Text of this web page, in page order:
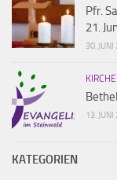
Pfr.
21.
30.
13.
KATEGORIEN